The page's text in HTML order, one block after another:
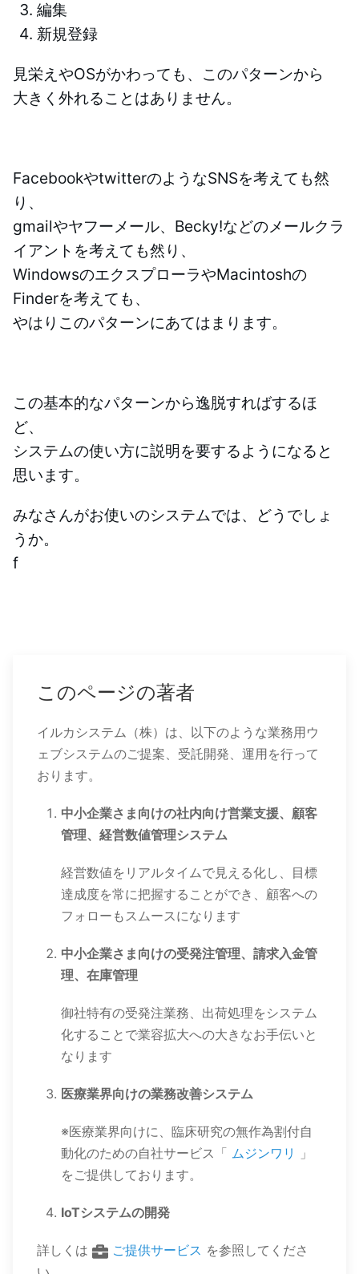
編集
新規登録
見栄えやOSがかわっても、このパターンから
大きく外れることはありません。
FacebookやtwitterのようなSNSを考えても然
り、
gmailやヤフーメール、Becky!などのメールクラ
イアントを考えても然り、
WindowsのエクスプローラやMacintoshの
Finderを考えても、
やはりこのパターンにあてはまります。
この基本的なパターンから逸脱すればするほ
ど、
システムの使い方に説明を要するようになると
思います。
みなさんがお使いのシステムでは、どうでしょ
うか。
f
このページの著者
イルカシステム（株）は、以下のような業務用ウ
ェブシステムのご提案、受託開発、運用を行って
おります。
中小企業さま向けの社内向け営業支援、顧客
管理、経営数値管理システム
経営数値をリアルタイムで見える化し、目標
達成度を常に把握することができ、顧客への
フォローもスムースになります
中小企業さま向けの受発注管理、請求入金管
理、在庫管理
御社特有の受発注業務、出荷処理をシステム
化することで業容拡大への大きなお手伝いと
なります
医療業界向けの業務改善システム
※医療業界向けに、臨床研究の無作為割付自
動化のための自社サービス「 ムジンワリ
」
をご提供しております。
IoTシステムの開発
詳しくは ご提供サービス を参照してくださ